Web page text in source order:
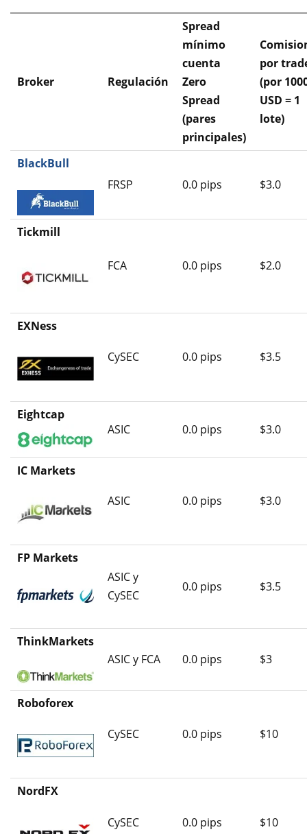
Broker Regulación
Spread
mínimo
cuenta
Zero
Spread
(pares
principales)
por
(por
USD = 1
lote)
BlackBull
FRSP
0.0 pips $3.0
Tickmill
FCA 0.0 pips $2.0
EXNess
CySEC 0.0 pips $3.5
Eightcap
ASIC
0.0 pips $3.0
IC Markets
ASIC
0.0 pips $3.0
FP Markets
ASIC y
CySEC
0.0 pips $3.5
ThinkMarkets
ASIC y FCA
0.0 pips $3
Roboforex
CySEC 0.0 pips $10
NordFX
CySEC 0.0 pips $10